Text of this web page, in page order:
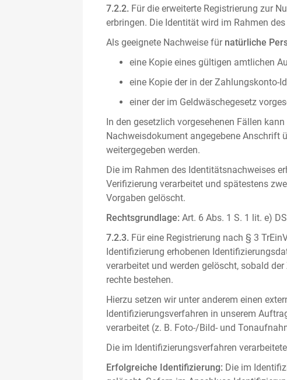
7.2.2. Für die erweiterte Registrierung zur
erbringen. Die Identität wird im Rahmen
Als geeignete Nachweise für natürliche
eine Kopie eines gültigen amtlichen
eine Kopie der in der Zahlungskonto-
einer der im Geldwäschegesetz
In den gesetzlich vorgesehenen Fällen
Nachweisdokument angegebene Anschrift
weitergegeben werden.
Die im Rahmen des Identitätsnachweises
Verifizierung verarbeitet und spätestens
Vorgaben gelöscht.
Rechtsgrundlage: Art. 6 Abs. 1 S. 1 lit. e)
7.2.3. Für eine Registrierung nach § 3
Identifizierung erhobenen
verarbeitet und werden gelöscht, sobald
rechte bestehen.
Hierzu setzen wir unter anderem einen
Identifizierungsverfahren in unserem
verarbeitet (z. B. Foto-/Bild- und
Die im Identifizierungsverfahren
Erfolgreiche Identifizierung: Die im